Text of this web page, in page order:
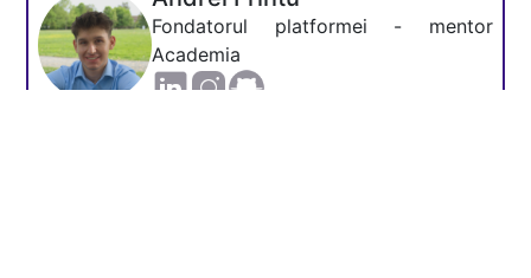
Fondatorul platformei - mentor
Academia